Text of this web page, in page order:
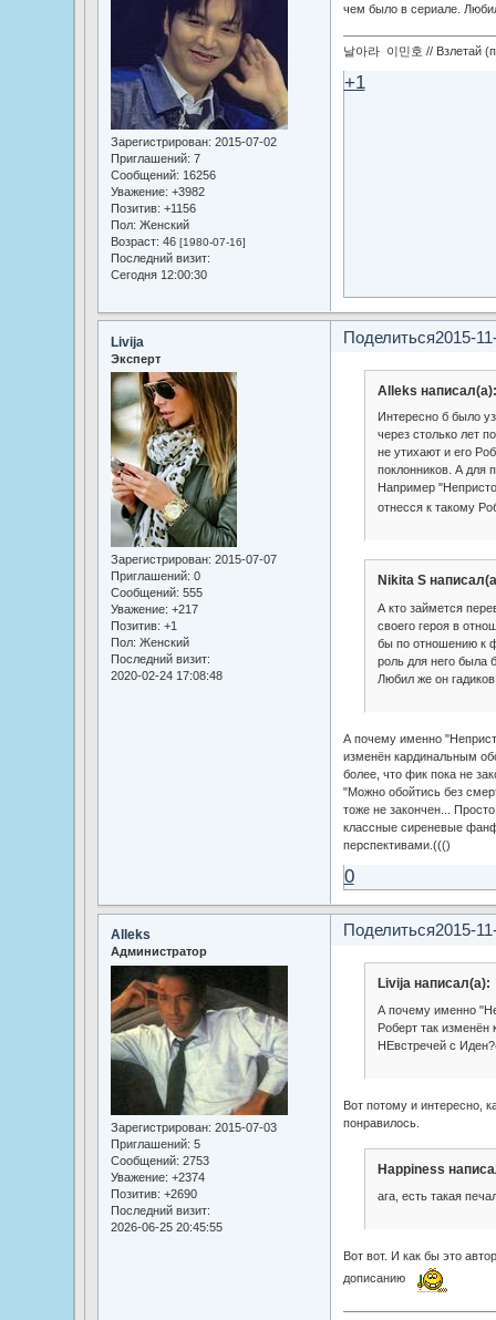
Зарегистрирован: 2015-07-02
Приглашений: 7
Сообщений: 16256
Уважение: +3982
Позитив: +1156
Пол: Женский
Возраст: 46 [1980-07-16]
Последний визит:
Сегодня 12:00:30
чем было в сериале.
날아라 이민호 // Взлетай
+1
Поделиться2015-
Livija
Эксперт
Зарегистрирован: 2015-07-07
Приглашений: 0
Сообщений: 555
Уважение: +217
Позитив: +1
Пол: Женский
Последний визит:
2020-02-24 17:08:48
Alleks
Интересно б было
через столько лет
не утихают и его
поклонников. А для
Например
отнесся к такому
Nikita S
А кто займется
своего героя в
бы по отношению к
роль для него была
Любил же он гадиков
А почему именно
изменён кардинальным
более, что фик пока не
"Можно обойтись без
тоже не закончен...
классные сиреневые
перспективами.((()
0
Поделиться2015-
Alleks
Администратор
Зарегистрирован: 2015-07-03
Приглашений: 5
Сообщений: 2753
Уважение: +2374
Позитив: +2690
Последний визит:
2026-06-25 20:45:55
Livija написал(а):
А почему именно
Роберт так
НЕвстречей с
Вот потому и интересно,
понравилось.
Happiness
ага, есть такая
Вот вот. И как бы это
дописанию